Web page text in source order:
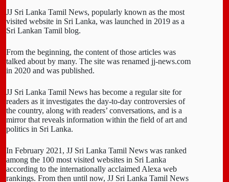
JJ Sri Lanka Tamil News, popularly known as the most
visited website in Sri Lanka, was launched in 2019 as a
Sri Lankan Tamil blog.
From the beginning, the content of those articles was
talked about by many. The site was renamed jj-news.com
in 2020 and was published.
JJ Sri Lanka Tamil News has become a regular site for
readers as it investigates the day-to-day controversies of
the country, along with readers’ conversations, and is a
mirror that reveals information within the field of art and
politics in Sri Lanka.
In February 2021, JJ Sri Lanka Tamil News was ranked
among the 100 most visited websites in Sri Lanka
according to the internationally acclaimed Alexa web
rankings. From then until now, JJ Sri Lanka Tamil News